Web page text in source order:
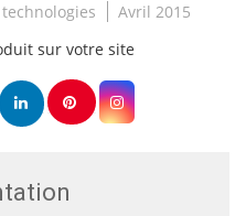
Avril 2015
sur votre site